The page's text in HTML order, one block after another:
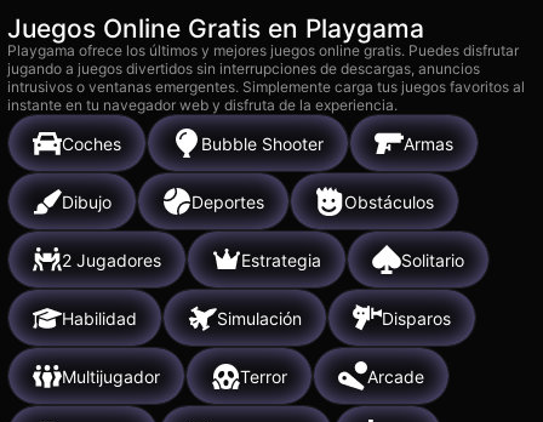
Juegos Online Gratis en Playgama
Playgama ofrece los últimos y mejores juegos online gratis. Puedes disfrutar
jugando a juegos divertidos sin interrupciones de descargas, anuncios
intrusivos o ventanas emergentes. Simplemente carga tus juegos favoritos al
instante en tu navegador web y disfruta de la experiencia.
Coches Bubble Shooter Armas
Dibujo Deportes Obstáculos
2 Jugadores Estrategia Solitario
Habilidad Simulación Disparos
Multijugador Terror Arcade